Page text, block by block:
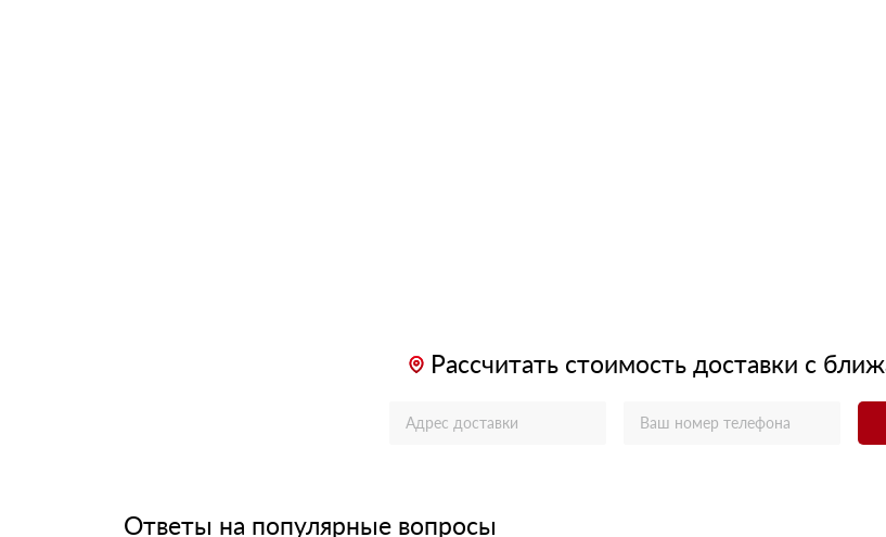
Рассчитать стоимость доставки с
Ответы на популярные вопросы